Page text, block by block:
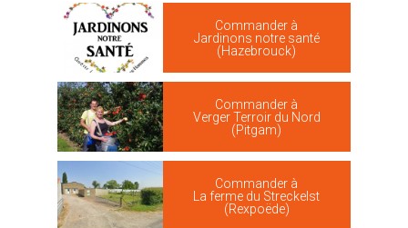
Commander à
Jardinons notre santé
(Hazebrouck)
Commander à
Verger Terroir du Nord
(Pitgam)
Commander à
La ferme du Streckelst
(Rexpoëde)